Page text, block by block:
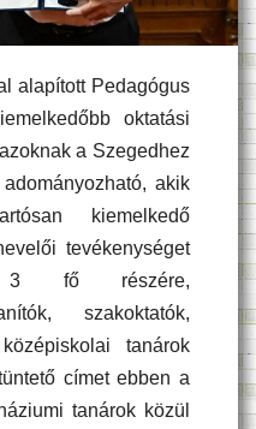
alapított Pedagógus
oktatási
a Szegedhez
akik
kiemelkedő
tevékenységet
3 fő részére,
szakoktatók,
tanárok
címet ebben a
tanárok közül